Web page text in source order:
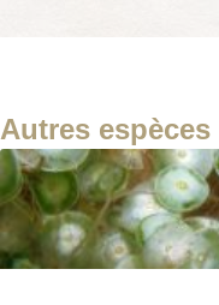
Autres espèces